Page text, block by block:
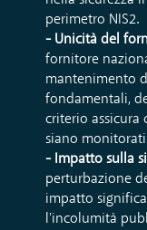
perimetro NIS2.
- Unicità del
fornitore
mantenimento
fondamentali,
criterio
siano
- Impatto sulla
perturbazione
impatto
l'incolumità